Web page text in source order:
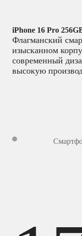
iPhone 16 Pro
Флагманский
изысканном
современный
высокую